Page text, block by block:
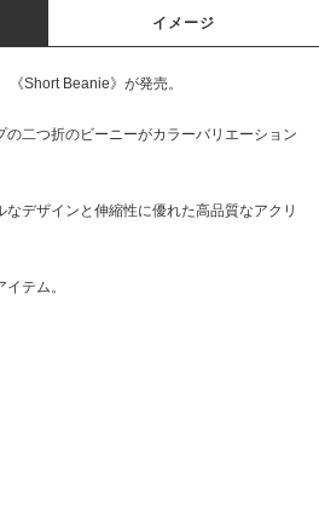
イメージ
《Short Beanie》が発売。
二つ折のビーニーがカラーバリエーション
デザインと伸縮性に優れた高品質なアクリ
テム。